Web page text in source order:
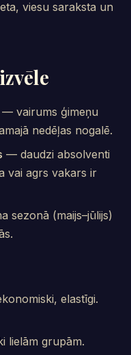
viesu saraksta un
— vairums ģimeņu
nedēļas nogalē.
— daudzi absolventi
vai agrs vakars ir
sezonā (maijs–jūlijs)
elastīgi.
lielām grupām.